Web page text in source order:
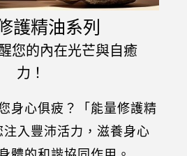
護精油系列
您的內在光芒與自癒
力！
身心俱疲？「能量修護精
入豐沛活力，滋養身心